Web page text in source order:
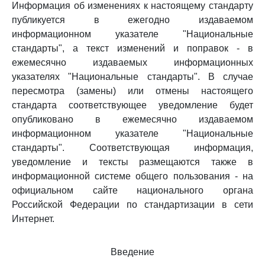
Информация об изменениях к настоящему стандарту
публикуется в ежегодно издаваемом
информационном указателе "Национальные
стандарты", а текст изменений и поправок - в
ежемесячно издаваемых информационных
указателях "Национальные стандарты". В случае
пересмотра (замены) или отмены настоящего
стандарта соответствующее уведомление будет
опубликовано в ежемесячно издаваемом
информационном указателе "Национальные
стандарты". Соответствующая информация,
уведомление и тексты размещаются также в
информационной системе общего пользования - на
официальном сайте национального органа
Российской Федерации по стандартизации в сети
Интернет.
Введение